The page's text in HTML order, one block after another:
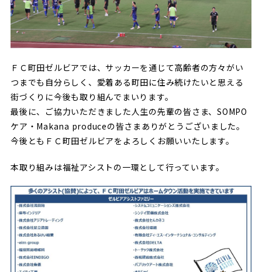
ＦＣ町田ゼルビアでは、サッカーを通じて高齢者の方々がい
つまでも自分らしく、愛着ある町田に住み続けたいと思える
街づくりに今後も取り組んでまいります。
最後に、ご協力いただきました人生の先輩の皆さま、SOMPO
ケア・Makana produceの皆さまありがとうございました。
今後ともＦＣ町田ゼルビアをよろしくお願いいたします。
本取り組みは福祉アシストの一環として行っています。